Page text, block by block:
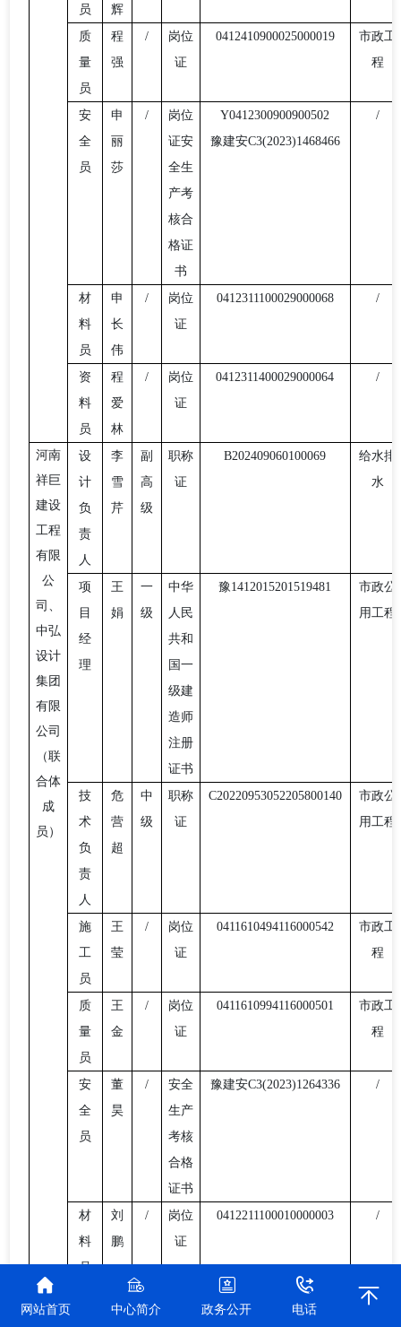
员
辉
质
量
员
程
强
/
岗位
证
0412410900025000019
市政工
程
安
全
员
申
丽
莎
/
岗位
证安
全生
产考
核合
格证
书
Y0412300900900502
豫建安C3(2023)1468466
/
材
料
员
申
长
伟
/
岗位
证
0412311100029000068 /
资
料
员
程
爱
林
/
岗位
证
0412311400029000064 /
河南
祥巨
建设
工程
有限
公
司、
中弘
设计
集团
有限
公司
（联
合体
成
员）
设
计
负
责
人
李
雪
芹
副
高
级
职称
证
B202409060100069
给水排
水
项
目
经
理
王
娟
一
级
中华
人民
共和
国一
级建
造师
注册
证书
豫1412015201519481
市政公
用工程
技
术
负
责
人
危
营
超
中
级
职称
证
C20220953052205800140
市政公
用工程
施
工
员
王
莹
/
岗位
证
0411610494116000542
市政工
程
质
量
员
王
金
/
岗位
证
0411610994116000501
市政工
程
安
全
员
董
昊
/
安全
生产
考核
合格
证书
豫建安C3(2023)1264336 /
材
料
员
刘
鹏
/
岗位
证
0412211100010000003 /
0411811494118000802 /
网站首页 中心简介 政务公开 电话